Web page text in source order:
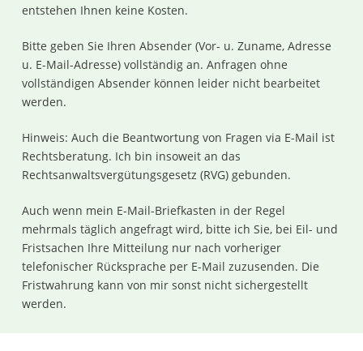
entstehen Ihnen keine Kosten.
Bitte geben Sie Ihren Absender (Vor- u. Zuname, Adresse
u. E-Mail-Adresse) vollständig an. Anfragen ohne
vollständigen Absender können leider nicht bearbeitet
werden.
Hinweis: Auch die Beantwortung von Fragen via E-Mail ist
Rechtsberatung. Ich bin insoweit an das
Rechtsanwaltsvergütungsgesetz (RVG) gebunden.
Auch wenn mein E-Mail-Briefkasten in der Regel
mehrmals täglich angefragt wird, bitte ich Sie, bei Eil- und
Fristsachen Ihre Mitteilung nur nach vorheriger
telefonischer Rücksprache per E-Mail zuzusenden. Die
Fristwahrung kann von mir sonst nicht sichergestellt
werden.